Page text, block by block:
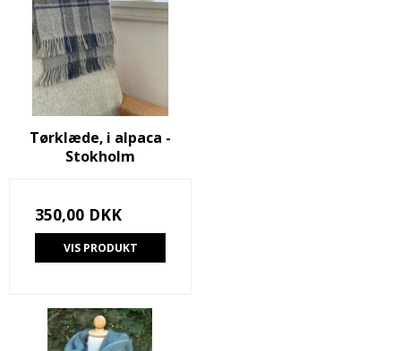
Tørklæde, i alpaca -
Stokholm
350,00 DKK
VIS PRODUKT